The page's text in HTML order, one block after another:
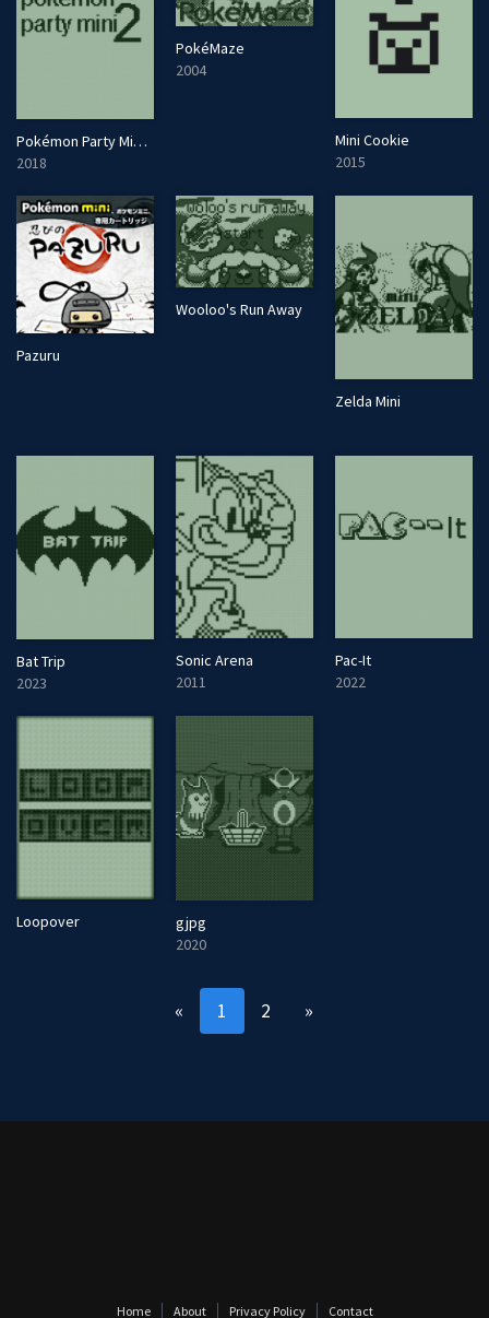
Pokémon Party Mini 2
2018
PokéMaze
2004
Mini Cookie
2015
Pazuru
Wooloo's Run Away
Zelda Mini
Bat Trip
2023
Sonic Arena
2011
Pac-It
2022
Loopover
gjpg
2020
« 1 2 »
Home About Privacy Policy Contact